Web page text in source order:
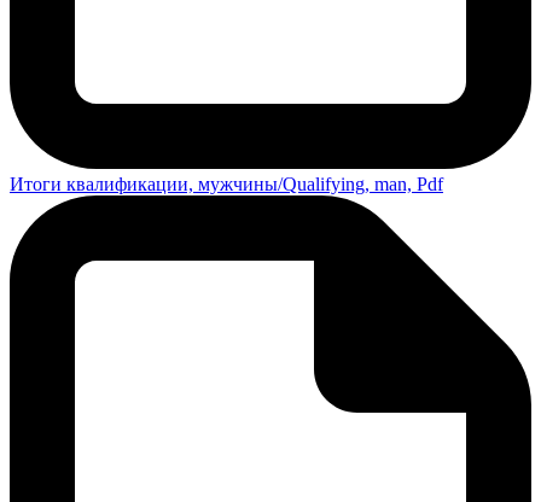
Итоги квалификации, мужчины/Qualifying, man, Pdf